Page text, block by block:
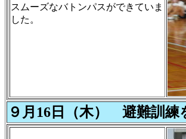
スムーズなバトンパスができていま
した。
９月16日（木） 避難訓練